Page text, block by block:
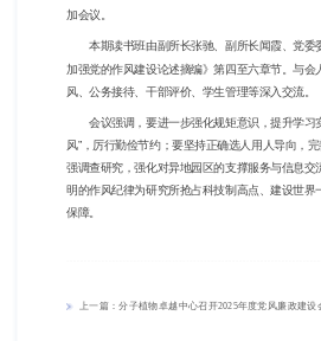
加会议。
本期读书班由副所长张驰、副所长闻霞、党委
加强党的作风建设论述摘编》第四至六章节。与会
风、公务接待、干部评价、学生管理等深入交流。
会议强调，要进一步强化规矩意识，提升学习
风”，厉行勤俭节约；要坚持正确选人用人导向，
强调查研究，强化对异地园区的支撑服务与信息交
明的作风纪律为研究所抢占科技制高点、建设世界
保障。
上一篇：分子植物卓越中心召开2025年度党风廉政建设